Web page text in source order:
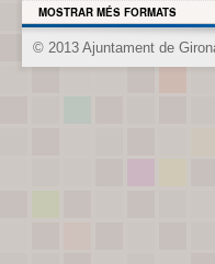
MOSTRAR MÉS FORMATS
© 2013 Ajuntament de